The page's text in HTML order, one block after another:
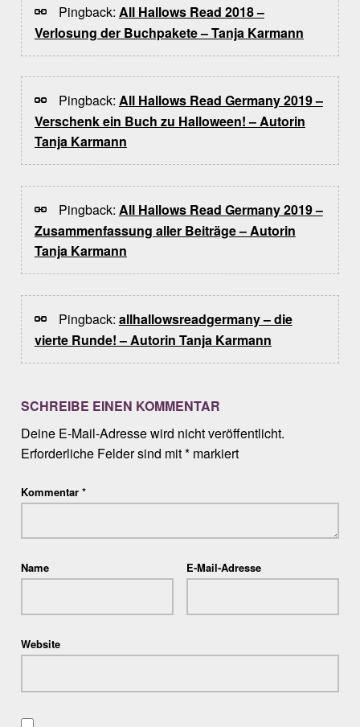
Pingback: All Hallows Read 2018 –
Verlosung der Buchpakete – Tanja Karmann
Pingback: All Hallows Read Germany 2019 –
Verschenk ein Buch zu Halloween! – Autorin
Tanja Karmann
Pingback: All Hallows Read Germany 2019 –
Zusammenfassung aller Beiträge – Autorin
Tanja Karmann
Pingback: allhallowsreadgermany – die
vierte Runde! – Autorin Tanja Karmann
SCHREIBE EINEN KOMMENTAR
Deine E-Mail-Adresse wird nicht veröffentlicht.
Erforderliche Felder sind mit*markiert
Kommentar *
Name E-Mail-Adresse
Website